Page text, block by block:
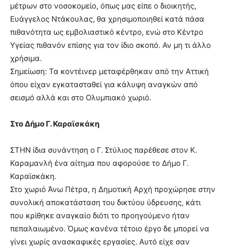
μέτρων στο νοσοκομείο, όπως μας είπε ο διοικητής,
Ευάγγελος Ντάκουλας, θα χρησιμοποιηθεί κατά πάσα
πιθανότητα ως εμβολιαστικό κέντρο, ενώ στο Κέντρο
Υγείας πιθανόν επίσης για τον ίδιο σκοπό. Αν μη τι άλλο
χρήσιμα.
Σημείωση: Τα κοντέινερ μεταφέρθηκαν από την Αττική
όπου είχαν εγκατασταθεί για κάλυψη αναγκών από
σεισμό αλλά και στο Ολυμπιακό χωριό.
Στο Δήμο Γ. Καραϊσκάκη
ΣΤΗΝ ίδια συνάντηση ο Γ. Στύλιος παρέθεσε στον Κ.
Καραμανλή ένα αίτημα που αφορούσε το Δήμο Γ.
Καραϊσκάκη.
Στο χωριό Άνω Πέτρα, η Δημοτική Αρχή προχώρησε στην
συνολική αποκατάσταση του δικτύου ύδρευσης, κάτι
που κρίθηκε αναγκαίο διότι το προηγούμενο ήταν
πεπαλαιωμένο. Όμως κανένα τέτοιο έργο δε μπορεί να
γίνει χωρίς ανασκαφικές εργασίες. Αυτό είχε σαν